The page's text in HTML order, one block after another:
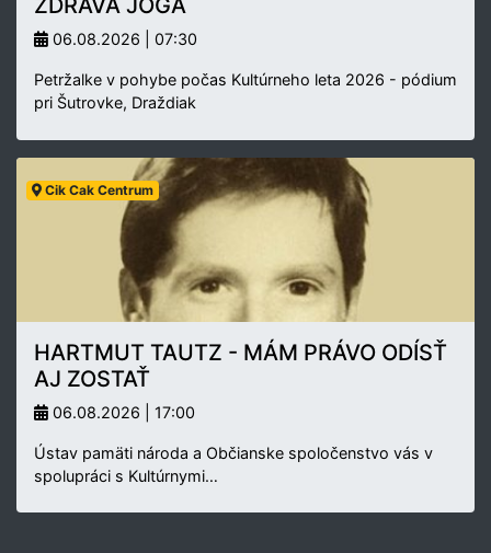
06.08.2026 | 07:30
Petržalke v pohybe počas Kultúrneho leta 2026 - pódium
pri Šutrovke, Draždiak
Cik Cak Centrum
HARTMUT TAUTZ - MÁM PRÁVO ODÍSŤ
AJ ZOSTAŤ
06.08.2026 | 17:00
Ústav pamäti národa a Občianske spoločenstvo vás v
spolupráci s Kultúrnymi…